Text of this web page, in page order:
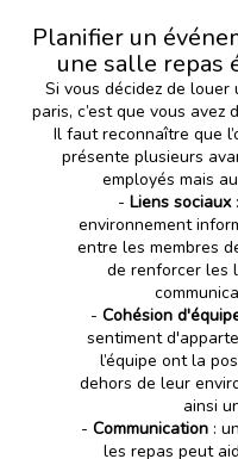
Planifier un
une salle repas
Si vous décidez de
paris, c’est que vous
Il faut reconnaître que
présente plusieurs
employés mais
- Liens sociaux
environnement
entre les membres
de renforcer les
- Cohésion
sentiment
l’équipe ont la
dehors de leur
ainsi
- Communication:
les repas peut